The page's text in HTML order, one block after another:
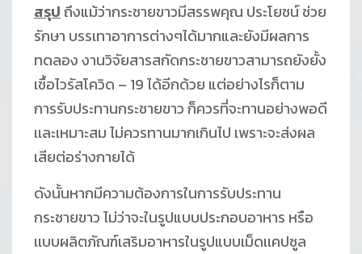
สรุปถึงแม้ว่ากระชายขาวมีสรรพคุณ ประโยชน์ ช่วย
รักษา บรรเทาอาการต่างๆได้มากและยังมีผลการ
ทดลอง งานวิจัยสารสกัดกระชายขาวสามารถยังยั้ง
เชื้อไวรัสโควิด – 19 ได้อีกด้วย แต่อย่างไรก็ตาม
การรับประทานกระชายขาว ก็ควรที่จะทานอย่างพอดี
เเละเหมาะสม ไม่ควรทานมากเกินไป เพราะจะส่งผล
เสียต่อร่างกายได้
ดังนั้นหากมีความต้องการในการรับประทาน
กระชายขาว ไม่ว่าจะในรูปแบบประกอบอาหาร หรือ
เเบบผลิตภัณฑ์เสริมอาหารในรูปแบบเม็ดเเคปซูล